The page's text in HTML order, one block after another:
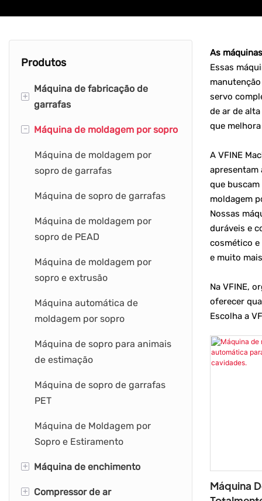
Produtos
+
Máquina de fabricação de
garrafas
Máquina de fabricação de
Máquina de fabricação de
garrafas de PEAD
garrafas plásticas
- Máquina de moldagem por sopro
Máquina de moldagem por
sopro de garrafas
Máquina de sopro de garrafas
Máquina de moldagem por
sopro de PEAD
Máquina de moldagem por
sopro e extrusão
Máquina automática de
moldagem por sopro
Máquina de sopro para animais
de estimação
Máquina de sopro de garrafas
PET
Máquina de Moldagem por
Sopro e Estiramento
+ Máquina de enchimento
Máquina de enchimento de
+ Compressor de ar
As
Essas
servo
de ar de
que
A VFINE
apresentam
que
moldagem
Nossas
duráveis ​​e
cosmético e
e muito
Na VFINE,
oferecer
Escolha a
Máquina